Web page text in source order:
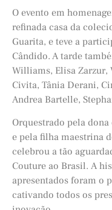
O evento em
refinada casa da
Guarita, e teve a
Cândido. A tarde
Williams, Elisa Zarzur,
Civita, Tânia Derani,
Andrea Bartelle,
Orquestrado pela
e pela filha maestrina
celebrou a tão
Couture ao Brasil. A
apresentados foram o
cativando todos os